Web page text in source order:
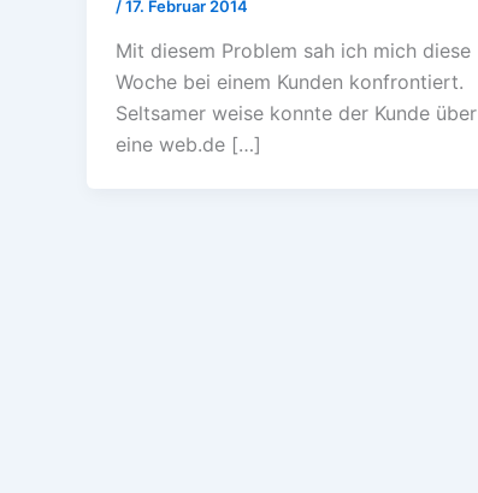
/17. Februar 2014
Mit diesem Problem sah ich mich diese
Woche bei einem Kunden konfrontiert.
Seltsamer weise konnte der Kunde über
eine web.de […]